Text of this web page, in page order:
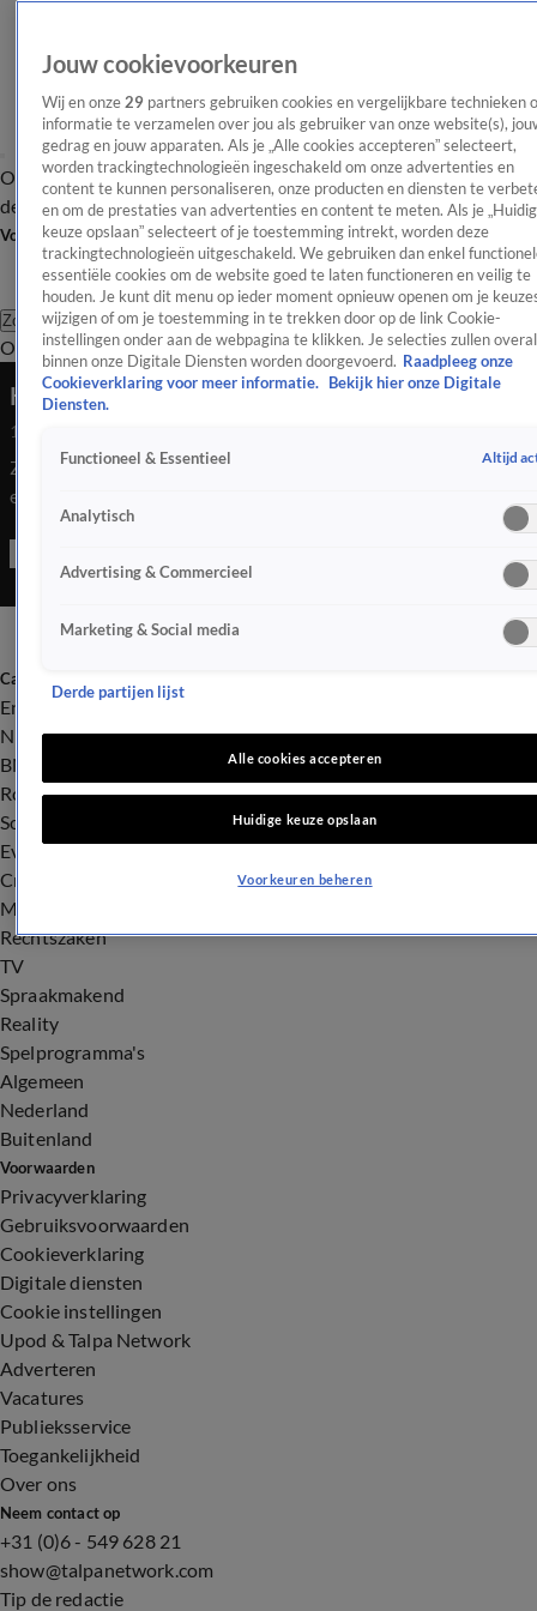
OverzichtAfleveringen Entertainment TV Algemeen
Tip
de redactieNieuwsbrief
Volg Shownieuws
Zoeken
OverzichtEntertainmentSpraakmakendRealityCrimeVideo's
Katy Perry gaat de ruimte in
15 apr 2025, 07:58
Zangeres Katy Perry maakte met een volledig vrouwelijke crew
een ruimtevlucht van zo'n 10 minuten.
Categorieën
Entertainment
Nieuws
BN'ers
Royalty
Songfestival
Evenementen
Crime
Misdaad
Rechtszaken
TV
Spraakmakend
Reality
Spelprogramma's
Algemeen
Nederland
Buitenland
Voorwaarden
Privacyverklaring
Gebruiksvoorwaarden
Cookieverklaring
Digitale diensten
Cookie instellingen
Upod & Talpa Network
Adverteren
Vacatures
Publieksservice
Toegankelijkheid
Over ons
Neem contact op
+31 (0)6 - 549 628 21
show@talpanetwork.com
Tip de redactie
Jouw cookievoorkeuren
Wij en onze 29 partners gebruiken cookies en vergelijkbare technieken
informatie te verzamelen over jou als gebruiker van onze website(s),
gedrag en jouw apparaten. Als je „Alle cookies accepteren” selecteert,
worden trackingtechnologieën ingeschakeld om onze advertenties en
content te kunnen personaliseren, onze producten en diensten te
en om de prestaties van advertenties en content te meten. Als je
keuze opslaan” selecteert of je toestemming intrekt, worden deze
trackingtechnologieën uitgeschakeld. We gebruiken dan enkel
essentiële cookies om de website goed te laten functioneren en veilig te
houden. Je kunt dit menu op ieder moment opnieuw openen om je
wijzigen of om je toestemming in te trekken door op de link Cookie-
instellingen onder aan de webpagina te klikken. Je selecties zullen overal
binnen onze Digitale Diensten worden doorgevoerd. Raadpleeg onze
Cookieverklaring voor meer informatie.
Bekijk hier onze Digitale
Diensten.
Functioneel & Essentieel Altijd
Analytisch
Advertising & Commercieel
Marketing & Social media
Derde partijen lijst
Alle cookies accepteren
Huidige keuze opslaan
Voorkeuren beheren